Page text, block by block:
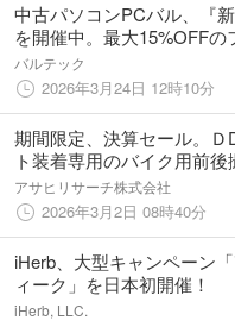
中古パソコンPCバル、『
を開催中。最大15%OFFの
え、最大20%OFF（※割引
を追加。人気商品を含むセ
数をさらに拡大。
バルテック
2026年3月24日 12時10分
期間限定、決算セール。Ｄ
ト装着専用のバイク用前
ーダー
アサヒリサーチ株式会社
2026年3月2日 08時40分
iHerb、大型キャンペーン
ィーク」を日本初開催！
iHerb, LLC.